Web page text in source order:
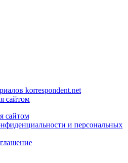
korrespondent.net
сайтом
сайтом
и персональных